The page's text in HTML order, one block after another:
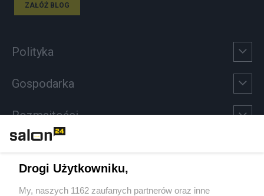
ZAŁÓŻ BLOG
Polityka
Gospodarka
Rozmaitości
Sport
Drogi Użytkowniku,
My, naszych 1162 zaufanych partnerów oraz inne